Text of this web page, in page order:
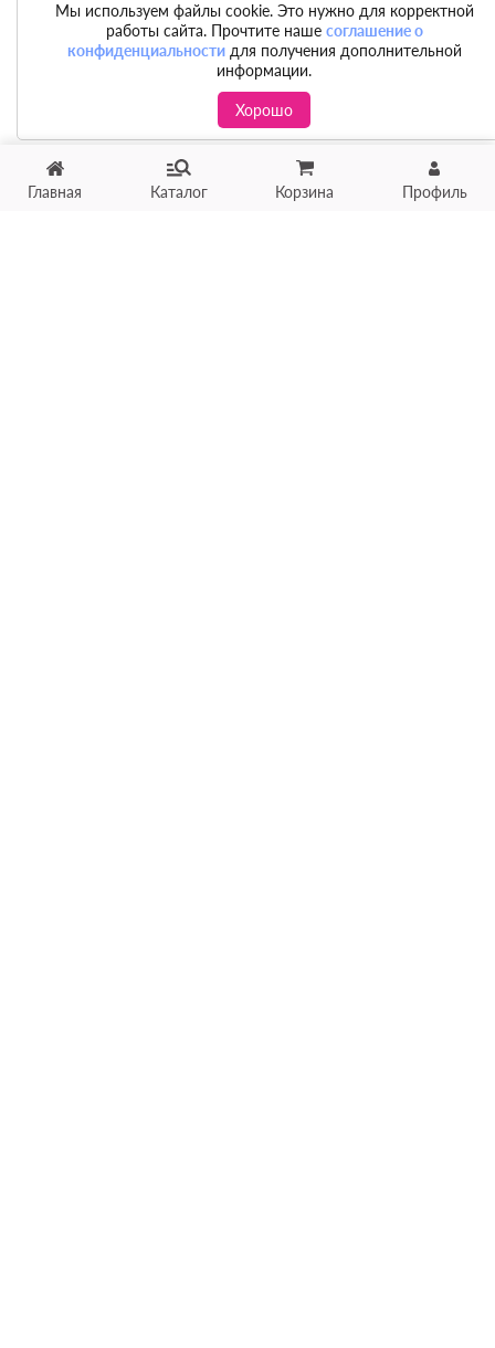
Главная Каталог Корзина Профиль
Мы используем файлы cookie. Это нужно для корректной
работы сайта. Прочтите наше соглашение о
конфиденциальностидля получения дополнительной
информации.
Хорошо